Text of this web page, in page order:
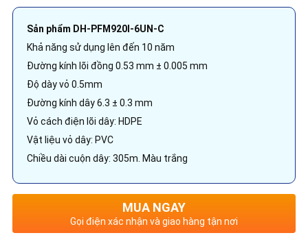
Sản phẩm DH-PFM920I-6UN-C
Khả năng sử dụng lên đến 10 năm
Đường kính lõi đồng 0.53 mm ± 0.005 mm
Độ dày vỏ 0.5mm
Đường kính dây 6.3 ± 0.3 mm
Vỏ cách điện lõi dây: HDPE
Vật liệu vỏ dây: PVC
Chiều dài cuộn dây: 305m. Màu trắng
MUA NGAY
Gọi điện xác nhận và giao hàng tận nơi